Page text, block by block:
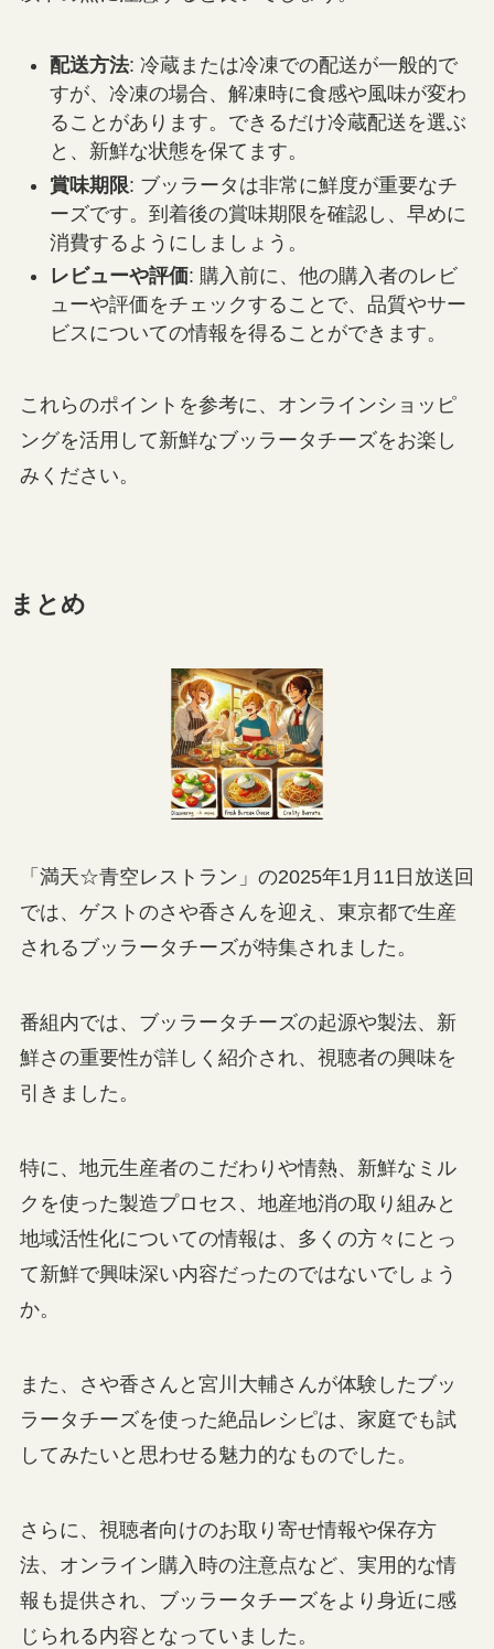
配送方法: 冷蔵または冷凍での配送が一般的で
すが、冷凍の場合、解凍時に食感や風味が変わ
ることがあります。できるだけ冷蔵配送を選ぶ
と、新鮮な状態を保てます。
賞味期限: ブッラータは非常に鮮度が重要なチ
ーズです。到着後の賞味期限を確認し、早めに
消費するようにしましょう。
レビューや評価: 購入前に、他の購入者のレビ
ューや評価をチェックすることで、品質やサー
ビスについての情報を得ることができます。
これらのポイントを参考に、オンラインショッピ
ングを活用して新鮮なブッラータチーズをお楽し
みください。
まとめ
「満天☆青空レストラン」の2025年1月11日放送回
では、ゲストのさや香さんを迎え、東京都で生産
されるブッラータチーズが特集されました。
番組内では、ブッラータチーズの起源や製法、新
鮮さの重要性が詳しく紹介され、視聴者の興味を
引きました。
特に、地元生産者のこだわりや情熱、新鮮なミル
クを使った製造プロセス、地産地消の取り組みと
地域活性化についての情報は、多くの方々にとっ
て新鮮で興味深い内容だったのではないでしょう
か。
また、さや香さんと宮川大輔さんが体験したブッ
ラータチーズを使った絶品レシピは、家庭でも試
してみたいと思わせる魅力的なものでした。
さらに、視聴者向けのお取り寄せ情報や保存方
法、オンライン購入時の注意点など、実用的な情
報も提供され、ブッラータチーズをより身近に感
じられる内容となっていました。